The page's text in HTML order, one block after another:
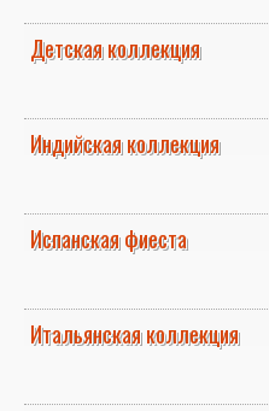
Детская коллекция
Индийская коллекция
Испанская фиеста
Итальянская коллекция